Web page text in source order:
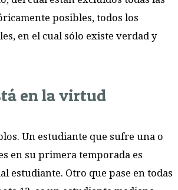
posibles, todos los
en el cual sólo existe verdad y
en la virtud
Un estudiante que sufre una o
en su primera temporada es
estudiante. Otro que pase en todas